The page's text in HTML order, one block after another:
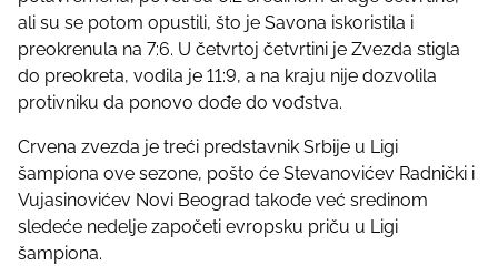
s
t
o
n
:
ali su se potom opustili, što je Savona iskoristila i
preokrenula na 7:6. U četvrtoj četvrtini je Zvezda stigla
do preokreta, vodila je 11:9, a na kraju nije dozvolila
protivniku da ponovo dođe do vođstva.
Crvena zvezda je treći predstavnik Srbije u Ligi
šampiona ove sezone, pošto će Stevanovićev Radnički i
Vujasinovićev Novi Beograd takođe već sredinom
sledeće nedelje započeti evropsku priču u Ligi
šampiona.